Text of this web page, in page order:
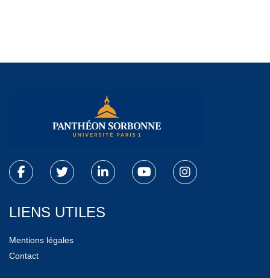
LIENS UTILES
Mentions légales
Contact